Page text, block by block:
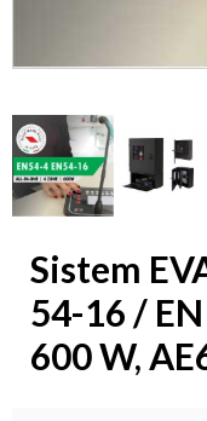
Sistem
54-16 /
600 W,